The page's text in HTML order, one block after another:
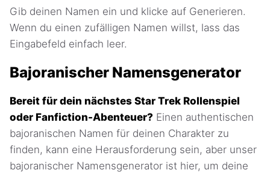
Gib deinen Namen ein und klicke auf Generieren.
Wenn du einen zufälligen Namen willst, lass das
Eingabefeld einfach leer.
Bajoranischer Namensgenerator
Bereit für dein nächstes Star Trek Rollenspiel
oder Fanfiction-Abenteuer? Einen authentischen
bajoranischen Namen für deinen Charakter zu
finden, kann eine Herausforderung sein, aber unser
bajoranischer Namensgenerator ist hier, um deine